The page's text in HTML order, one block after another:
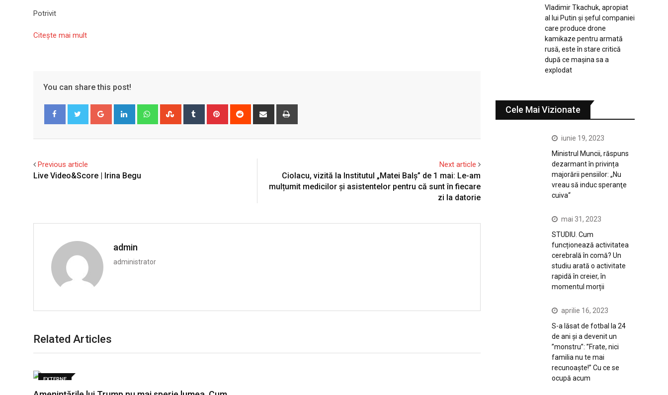
Potrivit
Citeşte mai mult
You can share this post!
Google+ LinkedIn WhatsappStumbleUpon
Tumblr Pinterest Reddit
Share
Previous article
Live Video&Score | Irina Begu
Next article
Ciolacu, vizită la Institutul „Matei Balș” de 1 mai: Le-am
mulțumit medicilor și asistentelor pentru că sunt în fiecare
zi la datorie
admin
administrator
Related Articles
EXTERNE
Vladimir Tkachuk, apropiat
al lui Putin și șeful companiei
care produce drone
kamikaze pentru armată
rusă, este în stare critică
după ce mașina sa a
explodat
Cele Mai Vizionate
iunie 19, 2023
Ministrul Muncii, răspuns
dezarmant în privința
majorării pensiilor: „Nu
vreau să induc speranţe
cuiva“
mai 31, 2023
STUDIU. Cum
funcționează activitatea
cerebrală în comă? Un
studiu arată o activitate
rapidă în creier, în
momentul morții
aprilie 16, 2023
S-a lăsat de fotbal la 24
de ani și a devenit un
”monstru”: ”Frate, nici
familia nu te mai
recunoaște!” Cu ce se
ocupă acum